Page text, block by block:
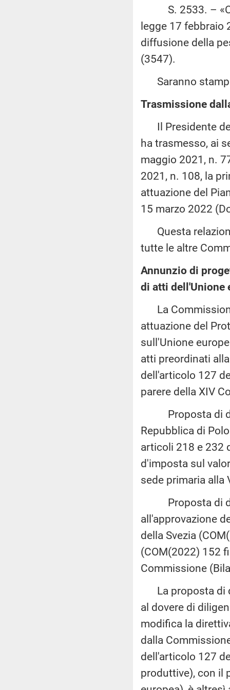
S. 2533. –
legge 17 febbraio
diffusione della
(3547).
Saranno
Trasmissione
Il Presidente
ha trasmesso, ai
maggio 2021, n.
2021, n. 108, la
attuazione del
15 marzo 2022
Questa
tutte le altre
Annunzio di
di atti dell'Unione
La
attuazione del
sull'Unione
atti preordinati
dell'articolo 127
parere della XIV
Proposta di
Repubblica di
articoli 218 e 232
d'imposta sul
sede primaria alla
Proposta di
all'approvazione
della Svezia
(COM(2022) 152
Commissione
La proposta di
al dovere di
modifica la
dalla
dell'articolo 127
produttive), con il